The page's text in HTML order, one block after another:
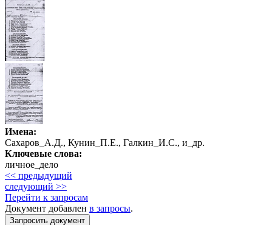
Имена:
Сахаров_А.Д., Кунин_П.Е., Галкин_И.С., и_др.
Ключевые слова:
личное_дело
<< предыдущий
следующий >>
Перейти к запросам
Документ добавлен в запросы.